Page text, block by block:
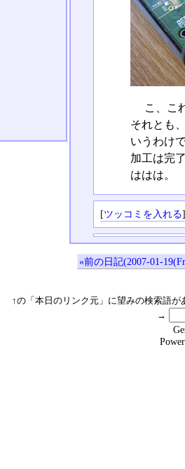
こ、こ
それとも
いうわけ
加工は完
ははは。
[ツッコミを入れる]
«前の日記(2007-01-
↑の「本日のリンク元」に望みの検索語
→